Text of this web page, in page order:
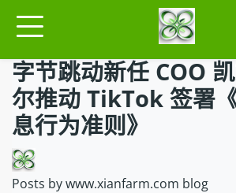
字节跳动新任 COO
尔推动 TikTok 签署
息行为准则》
Posts by www.xianfarm.com blog